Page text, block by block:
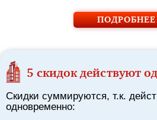
5 скидок действуют
Скидки суммируются, т.к.
одновременно: